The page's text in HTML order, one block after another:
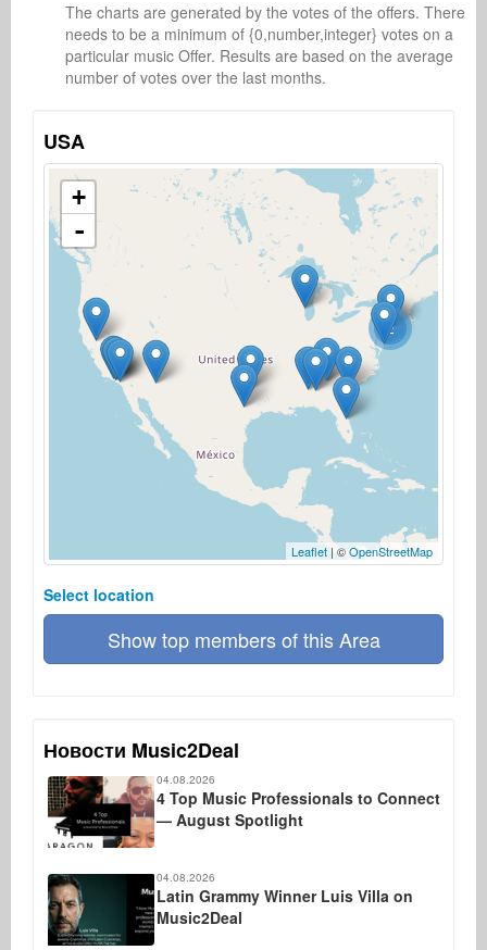
The charts are generated by the votes of the offers. There
needs to be a minimum of {0,number,integer} votes on a
particular music Offer. Results are based on the average
number of votes over the last months.
USA
2
+
-
Leaflet | ©OpenStreetMap
Select location
Show top members of this Area
Новости Music2Deal
04.08.2026
4 Top Music Professionals to Connect
— August Spotlight
04.08.2026
Latin Grammy Winner Luis Villa on
Music2Deal